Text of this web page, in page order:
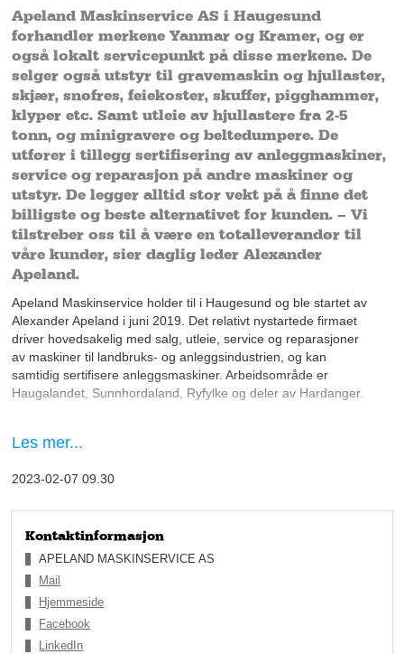
Apeland Maskinservice AS i Haugesund
forhandler merkene Yanmar og Kramer, og er
også lokalt servicepunkt på disse merkene. De
selger også utstyr til gravemaskin og hjullaster,
skjær, snøfres, feiekoster, skuffer, pigghammer,
klyper etc. Samt utleie av hjullastere fra 2-5
tonn, og minigravere og beltedumpere. De
utfører i tillegg sertifisering av anleggmaskiner,
service og reparasjon på andre maskiner og
utstyr. De legger alltid stor vekt på å finne det
billigste og beste alternativet for kunden. – Vi
tilstreber oss til å være en totalleverandør til
våre kunder, sier daglig leder Alexander
Apeland.
Apeland Maskinservice holder til i Haugesund og ble startet av
Alexander Apeland i juni 2019. Det relativt nystartede firmaet
driver hovedsakelig med salg, utleie, service og reparasjoner
av maskiner til landbruks- og anleggsindustrien, og kan
samtidig sertifisere anleggsmaskiner. Arbeidsområde er
Haugalandet, Sunnhordaland, Ryfylke og deler av Hardanger.
Fra februar 2020, inngikk de en forhandleravtale med H&H
deler fra Yanmar og Kramer. Daglig leder Alexander Apeland,
navn innen maskiner og utstyr til landbruk og industri på
Haugalandet.
Les mer...
2023-02-07 09.30
Kontaktinformasjon
APELAND MASKINSERVICE AS
Mail
Hjemmeside
Facebook
LinkedIn